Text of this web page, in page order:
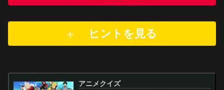
ヒントを 見る
アニメクイズ